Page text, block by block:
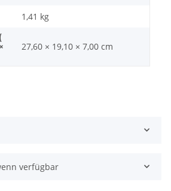
1,41 kg
27,60 × 19,10 × 7,00 cm
verfügbar